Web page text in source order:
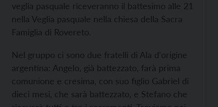
veglia pasquale riceveranno il battesimo alle 21
nella Veglia pasquale nella chiesa della Sacra
Famiglia di Rovereto.
Nel gruppo ci sono due fratelli di Ala d'origine
argentina: Angelo, già battezzato, farà prima
comunione e cresima, con suo figlio Gabriel di
dieci mesi, che sarà battezzato, e Stefano che